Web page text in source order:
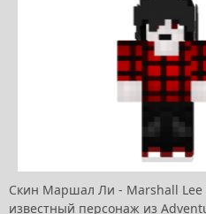
Скин Маршал Ли - Marshall Lee
известный персонаж из